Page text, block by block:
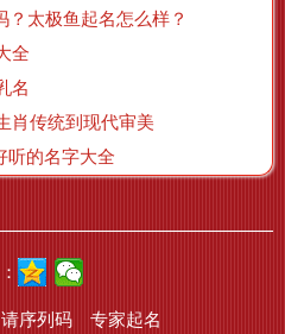
？太极鱼起名怎么样？
全
名
肖传统到现代审美
听的名字大全
序列码 专家起名